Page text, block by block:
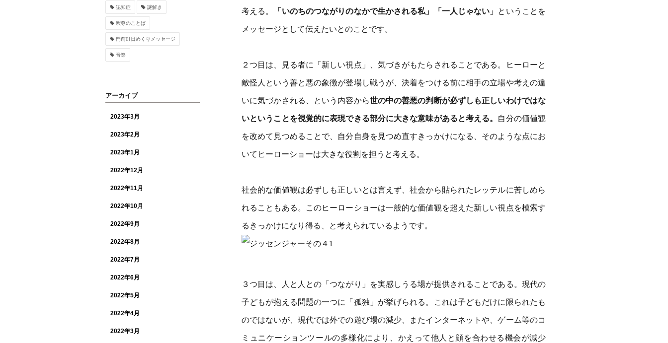
考える。 「いのちのつながりのなかで生かされる私」「一人じゃない」 ということを
メッセージとして伝えたいとのことです。
２つ目は、見る者に「新しい視点」、気づきがもたらされることである。ヒーローと
敵怪人という善と悪の象徴が登場し戦うが、決着をつける前に相手の立場や考えの違
いに気づかされる、という内容から世の中の善悪の判断が必ずしも正しいわけではな
いということを視覚的に表現できる部分に大きな意味があると考える。 自分の価値観
を改めて見つめることで、自分自身を見つめ直すきっかけになる、そのような点にお
いてヒーローショーは大きな役割を担うと考える。
社会的な価値観は必ずしも正しいとは言えず、社会から貼られたレッテルに苦しめら
れることもある。このヒーローショーは一般的な価値観を超えた新しい視点を模索す
るきっかけになり得る、と考えられているようです。
３つ目は、人と人との「つながり」を実感しうる場が提供されることである。現代の
子どもが抱える問題の一つに「孤独」が挙げられる。これは子どもだけに限られたも
のではないが、現代では外での遊び場の減少、またインターネットや、ゲーム等のコ
ミュニケーションツールの多様化により、かえって他人と顔を合わせる機会が減少
認知症 謎解き
釈尊のことば
門前町日めくりメッセージ
音楽
アーカイブ
2023年3月
2023年2月
2023年1月
2022年12月
2022年11月
2022年10月
2022年9月
2022年8月
2022年7月
2022年6月
2022年5月
2022年4月
2022年3月